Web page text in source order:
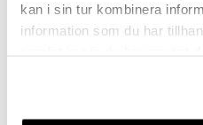
kan i sin tur kombinera
information som du har
94,65 kr
Köp